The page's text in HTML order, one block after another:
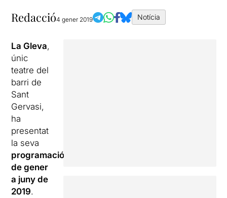
Redacció4 gener 2019 Notícia
La Gleva,
únic
teatre del
barri de
Sant
Gervasi,
ha
presentat
la seva
programació
de gener
a juny de
2019.